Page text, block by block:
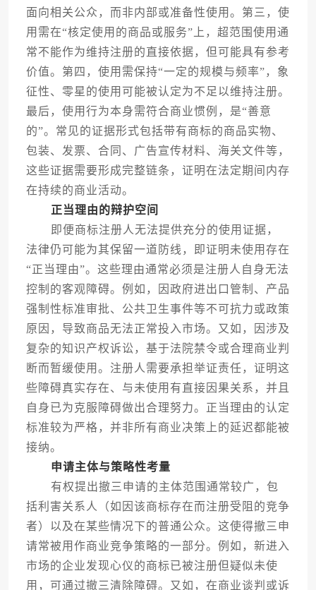
面向相关公众，而非内部或准备性使用。第三，使
用需在“核定使用的商品或服务”上，超范围使用通
常不能作为维持注册的直接依据，但可能具有参考
价值。第四，使用需保持“一定的规模与频率”，象
征性、零星的使用可能被认定为不足以维持注册。
最后，使用行为本身需符合商业惯例，是“善意
的”。常见的证据形式包括带有商标的商品实物、
包装、发票、合同、广告宣传材料、海关文件等，
这些证据需要形成完整链条，证明在法定期间内存
在持续的商业活动。
正当理由的辩护空间
即便商标注册人无法提供充分的使用证据，
法律仍可能为其保留一道防线，即证明未使用存在
“正当理由”。这些理由通常必须是注册人自身无法
控制的客观障碍。例如，因政府进出口管制、产品
强制性标准审批、公共卫生事件等不可抗力或政策
原因，导致商品无法正常投入市场。又如，因涉及
复杂的知识产权诉讼，基于法院禁令或合理商业判
断而暂缓使用。注册人需要承担举证责任，证明这
些障碍真实存在、与未使用有直接因果关系，并且
自身已为克服障碍做出合理努力。正当理由的认定
标准较为严格，并非所有商业决策上的延迟都能被
接纳。
申请主体与策略性考量
有权提出撤三申请的主体范围通常较广，包
括利害关系人（如因该商标存在而注册受阻的竞争
者）以及在某些情况下的普通公众。这使得撤三申
请常被用作商业竞争策略的一部分。例如，新进入
市场的企业发现心仪的商标已被注册但疑似未使
用，可通过撤三清除障碍。又如，在商业谈判或诉